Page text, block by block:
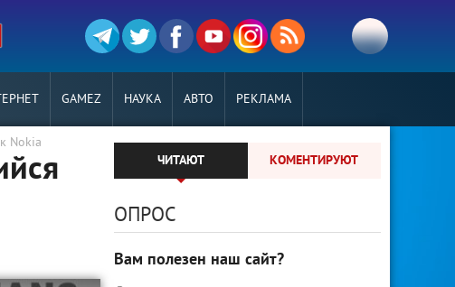
GAMEZ НАУКА АВТО РЕКЛАМА
Nokia
ЧИТАЮТ КОМЕНТИРУЮТ
ОПРОС
Вам полезен наш сайт?